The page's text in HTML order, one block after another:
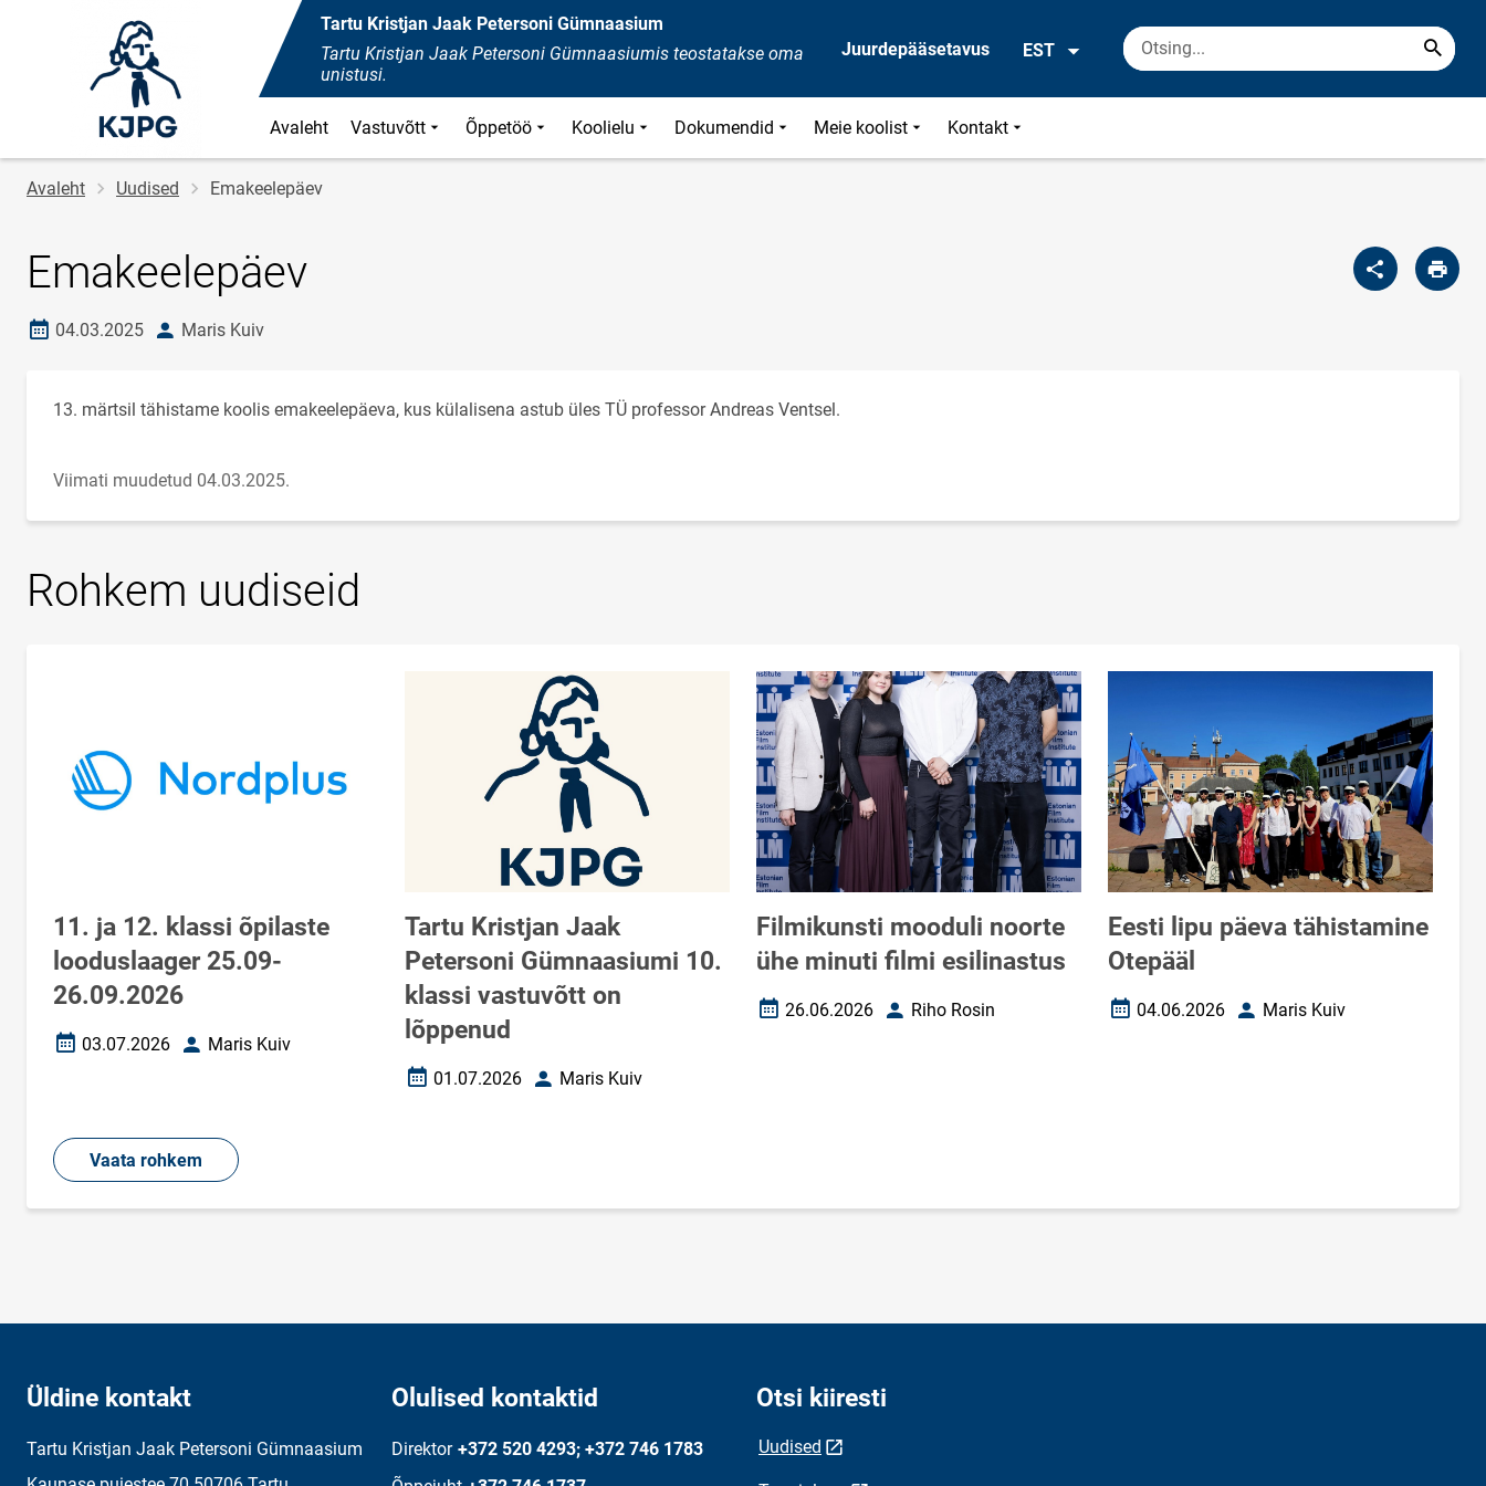
Tartu Kristjan Jaak Petersoni Gümnaasium
Tartu Kristjan Jaak Petersoni Gümnaasiumis teostatakse oma
unistusi.
Juurdepääsetavus EST
Avaleht Vastuvõtt Õppetöö Koolielu Dokumendid Meie koolist Kontakt
Leivapuru
Avaleht Uudised Emakeelepäev
Emakeelepäev
Loomise kuupäev
04.03.2025 autorMaris Kuiv
13. märtsil tähistame koolis emakeelepäeva, kus külalisena astub üles TÜ professor Andreas Ventsel.
Viimati muudetud 04.03.2025.
Rohkem uudiseid
11. ja 12. klassi õpilaste
looduslaager 25.09-
26.09.2026
Loomise kuupäev
03.07.2026 AutorMaris Kuiv
Tartu Kristjan Jaak
Petersoni Gümnaasiumi 10.
klassi vastuvõtt on
lõppenud
Loomise kuupäev
01.07.2026 AutorMaris Kuiv
Filmikunsti mooduli noorte
ühe minuti filmi esilinastus
Loomise kuupäev
26.06.2026 AutorRiho Rosin
Eesti lipu päeva tähistamine
Otepääl
Loomise kuupäev
04.06.2026 AutorMaris Kuiv
Vaata rohkem
Üldine kontakt
Tartu Kristjan Jaak Petersoni Gümnaasium
Olulised kontaktid
Direktor +372 520 4293; +372 746 1783
Otsi kiiresti
Uudised